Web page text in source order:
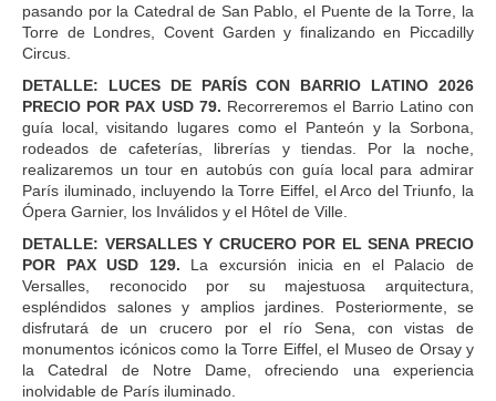
pasando por la Catedral de San Pablo, el Puente de la Torre, la
Torre de Londres, Covent Garden y finalizando en Piccadilly
Circus.
DETALLE: LUCES DE PARÍS CON BARRIO LATINO 2026
PRECIO POR PAX USD 79. Recorreremos el Barrio Latino con
guía local, visitando lugares como el Panteón y la Sorbona,
rodeados de cafeterías, librerías y tiendas. Por la noche,
realizaremos un tour en autobús con guía local para admirar
París iluminado, incluyendo la Torre Eiffel, el Arco del Triunfo, la
Ópera Garnier, los Inválidos y el Hôtel de Ville.
DETALLE: VERSALLES Y CRUCERO POR EL SENA PRECIO
POR PAX USD 129. La excursión inicia en el Palacio de
Versalles, reconocido por su majestuosa arquitectura,
espléndidos salones y amplios jardines. Posteriormente, se
disfrutará de un crucero por el río Sena, con vistas de
monumentos icónicos como la Torre Eiffel, el Museo de Orsay y
la Catedral de Notre Dame, ofreciendo una experiencia
inolvidable de París iluminado.